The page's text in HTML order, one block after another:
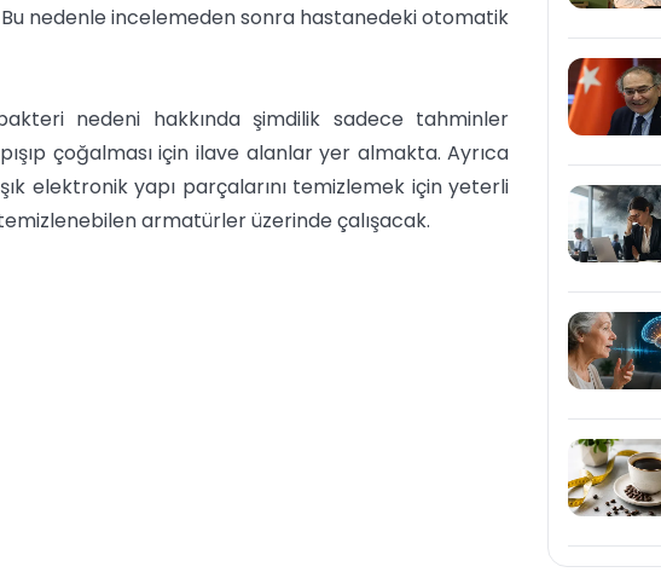
nedenle incelemeden sonra hastanedeki otomatik
nedeni hakkında şimdilik sadece tahminler
çoğalması için ilave alanlar yer almakta. Ayrıca
elektronik yapı parçalarını temizlemek için yeterli
armatürler üzerinde çalışacak.